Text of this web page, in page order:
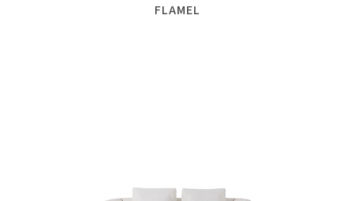
FLAMEL